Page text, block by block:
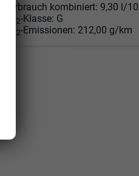
Verbrauch kombiniert: 9,30 l/
2-Klasse: G
2-Emissionen: 212,00 g/km